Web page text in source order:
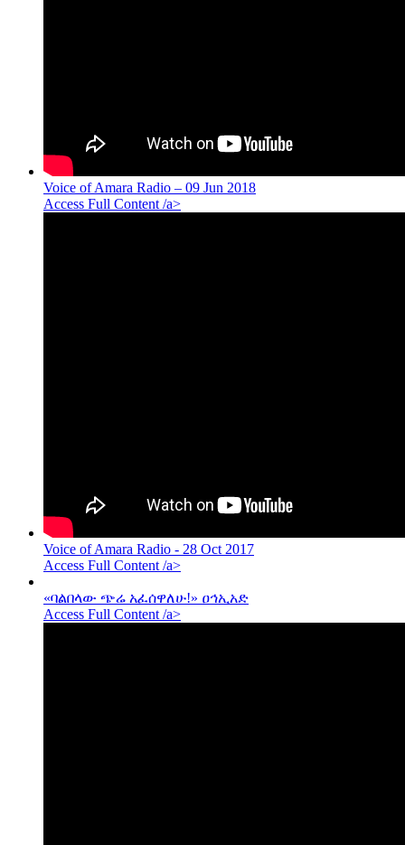
Voice of Amara Radio – 09 Jun 2018
Access Full Content /a>
Voice of Amara Radio - 28 Oct 2017
Access Full Content /a>
«ባልበላው ጭሬ አፈሰዋለሁ!» ዐኅኢአድ
Access Full Content /a>